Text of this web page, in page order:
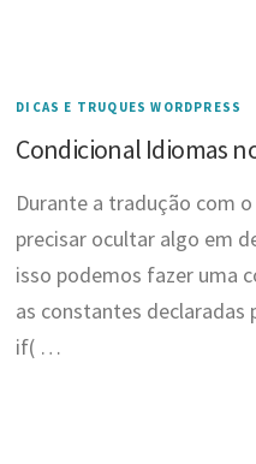
DICAS E TRUQUES WORDPRESS
Condicional Idiomas
Durante a tradução com
precisar ocultar algo em
isso podemos fazer uma
as constantes declaradas
if( …